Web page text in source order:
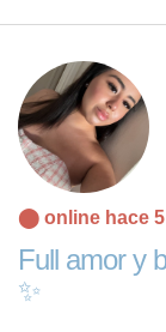
⬤ online hace
Full amor y
✨